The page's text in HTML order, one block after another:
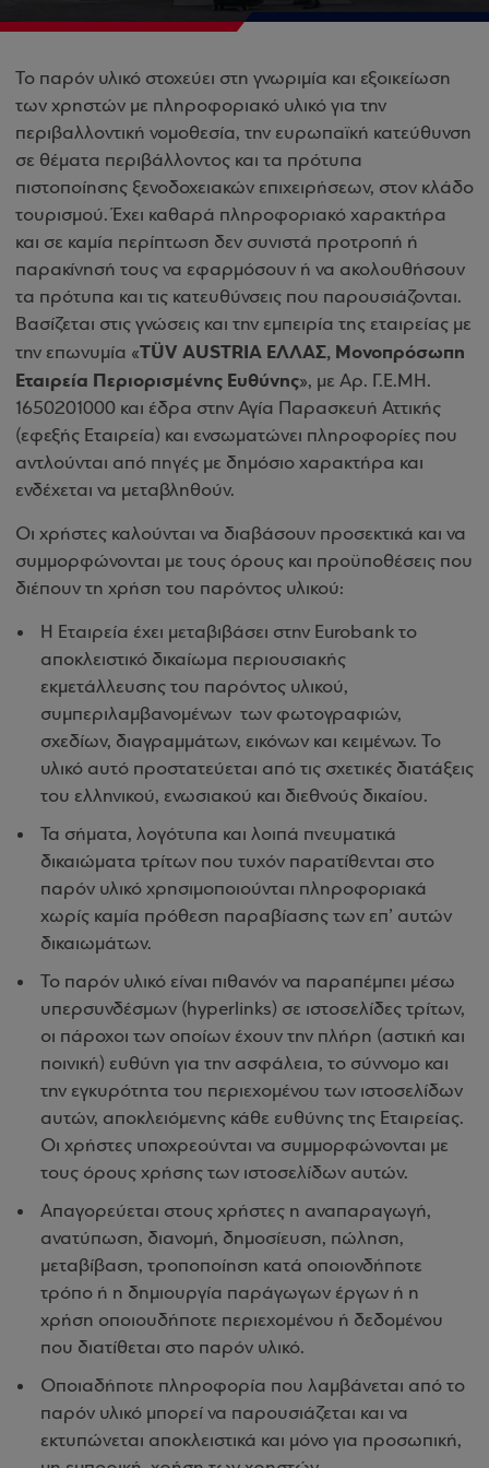
Το παρόν υλικό στοχεύει στη γνωριμία και εξοικείωση
των χρηστών με πληροφοριακό υλικό για την
περιβαλλοντική νομοθεσία, την ευρωπαϊκή κατεύθυνση
σε θέματα περιβάλλοντος και τα πρότυπα
πιστοποίησης ξενοδοχειακών επιχειρήσεων, στον κλάδο
τουρισμού. Έχει καθαρά πληροφοριακό χαρακτήρα
και σε καμία περίπτωση δεν συνιστά προτροπή ή
παρακίνησή τους να εφαρμόσουν ή να ακολουθήσουν
τα πρότυπα και τις κατευθύνσεις που παρουσιάζονται.
Βασίζεται στις γνώσεις και την εμπειρία της εταιρείας με
την επωνυμία «TÜV AUSTRIA ΕΛΛΑΣ, Μονοπρόσωπη
Εταιρεία Περιορισμένης Ευθύνης», με Aρ. Γ.Ε.ΜΗ.
1650201000 και έδρα στην Αγία Παρασκευή Αττικής
(εφεξής Εταιρεία) και ενσωματώνει πληροφορίες που
αντλούνται από πηγές με δημόσιο χαρακτήρα και
ενδέχεται να μεταβληθούν.
Οι χρήστες καλούνται να διαβάσουν προσεκτικά και να
συμμορφώνονται με τους όρους και προϋποθέσεις που
διέπουν τη χρήση του παρόντος υλικού:
Η Εταιρεία έχει μεταβιβάσει στην Eurobank το
αποκλειστικό δικαίωμα περιουσιακής
εκμετάλλευσης του παρόντος υλικού,
συμπεριλαμβανομένων των φωτογραφιών,
σχεδίων, διαγραμμάτων, εικόνων και κειμένων. Το
υλικό αυτό προστατεύεται από τις σχετικές διατάξεις
του ελληνικού, ενωσιακού και διεθνούς δικαίου.
Τα σήματα, λογότυπα και λοιπά πνευματικά
δικαιώματα τρίτων που τυχόν παρατίθενται στο
παρόν υλικό χρησιμοποιούνται πληροφοριακά
χωρίς καμία πρόθεση παραβίασης των επ’ αυτών
δικαιωμάτων.
Το παρόν υλικό είναι πιθανόν να παραπέμπει μέσω
υπερσυνδέσμων (hyperlinks) σε ιστοσελίδες τρίτων,
οι πάροχοι των οποίων έχουν την πλήρη (αστική και
ποινική) ευθύνη για την ασφάλεια, το σύννομο και
την εγκυρότητα του περιεχομένου των ιστοσελίδων
αυτών, αποκλειόμενης κάθε ευθύνης της Εταιρείας.
Οι χρήστες υποχρεούνται να συμμορφώνονται με
τους όρους χρήσης των ιστοσελίδων αυτών.
Απαγορεύεται στους χρήστες η αναπαραγωγή,
ανατύπωση, διανομή, δημοσίευση, πώληση,
μεταβίβαση, τροποποίηση κατά οποιονδήποτε
τρόπο ή η δημιουργία παράγωγων έργων ή η
χρήση οποιουδήποτε περιεχομένου ή δεδομένου
που διατίθεται στο παρόν υλικό.
Οποιαδήποτε πληροφορία που λαμβάνεται από το
παρόν υλικό μπορεί να παρουσιάζεται και να
εκτυπώνεται αποκλειστικά και μόνο για προσωπική,